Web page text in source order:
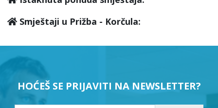
Smještaji u Prižba - Korčula:
HOĆEŠ SE PRIJAVITI NA NEWSLETTER?